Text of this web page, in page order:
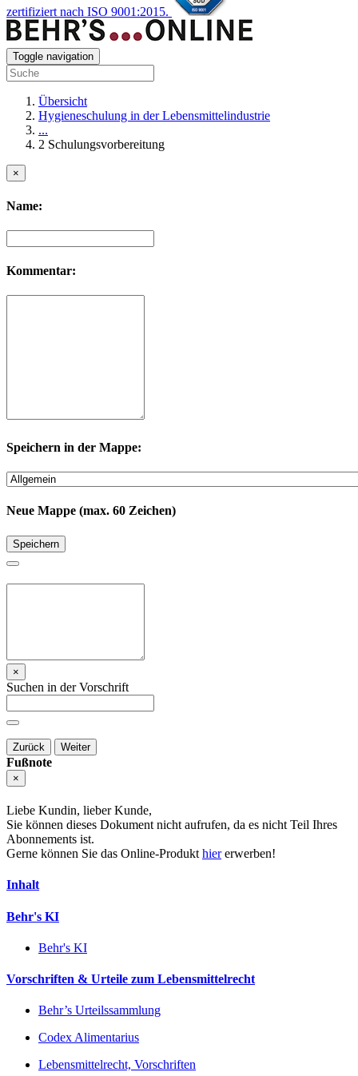
zertifiziert nach ISO 9001:2015.
Toggle navigation
Übersicht
Hygieneschulung in der Lebensmittelindustrie
...
2 Schulungsvorbereitung
×
Name:
Kommentar:
Speichern in der Mappe:
Neue Mappe (max. 60 Zeichen)
Speichern
×
Suchen in der Vorschrift
Zurück Weiter
Fußnote
×
Liebe Kundin, lieber Kunde,
Sie können dieses Dokument nicht aufrufen, da es nicht Teil Ihres
Abonnements ist.
Gerne können Sie das Online-Produkt hiererwerben!
Inhalt
Behr's KI
Behr's KI
Vorschriften & Urteile zum Lebensmittelrecht
Behr’s Urteilssammlung
Codex Alimentarius
Lebensmittelrecht, Vorschriften